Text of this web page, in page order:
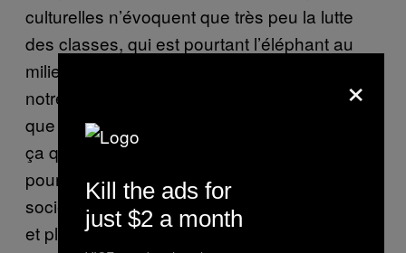
culturelles n’évoquent que très peu la lutte
des classes, qui est pourtant l’éléphant au
milieu du couloir de nos vies. Ce qui fait que
notre légitime colère rencontre peu d’échos et
que l’on se sent souvent bien seul. C’est pour
ça que j’ai créé Frustration avec des amis :
pour que celles et ceux qui détestent la
société capitaliste se sentent moins seul·es
et plus fort·es.
×
Kill the ads for
just $2 a month